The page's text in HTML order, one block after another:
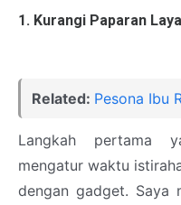
1. Kurangi Paparan
Related: Pesona Ibu
Langkah pertama
mengatur waktu
dengan gadget. Saya